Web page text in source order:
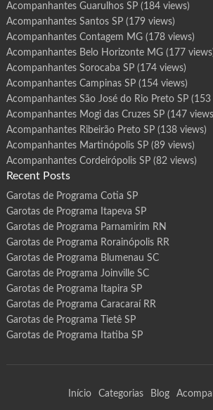
Acompanhantes Guarulhos SP(184 views)
Acompanhantes Santos SP(179 views)
Acompanhantes Contagem MG(178 views)
Acompanhantes Belo Horizonte MG(177
Acompanhantes Sorocaba SP(174 views)
Acompanhantes Campinas SP(154 views)
Acompanhantes São José do Rio Preto SP(153
Acompanhantes Mogi das Cruzes SP(147
Acompanhantes Ribeirão Preto SP(138 views)
Acompanhantes Martinópolis SP(89 views)
Acompanhantes Cordeirópolis SP(82 views)
Recent Posts
Garotas de Programa Cotia SP
Garotas de Programa Itapeva SP
Garotas de Programa Parnamirim RN
Garotas de Programa Rorainópolis RR
Garotas de Programa Blumenau SC
Garotas de Programa Joinville SC
Garotas de Programa Itapira SP
Garotas de Programa Caracaraí RR
Garotas de Programa Tietê SP
Garotas de Programa Itatiba SP
Início Categorias Blog